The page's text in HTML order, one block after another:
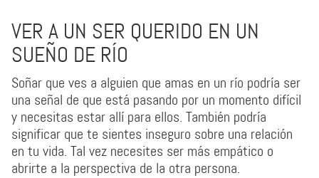
VER A UN SER QUERIDO EN UN
SUEÑO DE RÍO
Soñar que ves a alguien que amas en un río podría ser
una señal de que está pasando por un momento difícil
y necesitas estar allí para ellos. También podría
significar que te sientes inseguro sobre una relación
en tu vida. Tal vez necesites ser más empático o
abrirte a la perspectiva de la otra persona.